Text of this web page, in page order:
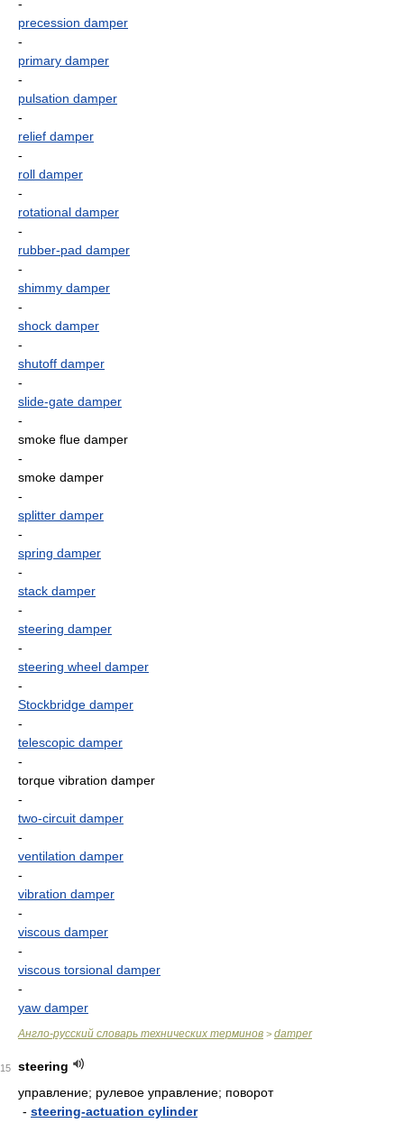
-
precession damper
-
primary damper
-
pulsation damper
-
relief damper
-
roll damper
-
rotational damper
-
rubber-pad damper
-
shimmy damper
-
shock damper
-
shutoff damper
-
slide-gate damper
-
smoke flue damper
-
smoke damper
-
splitter damper
-
spring damper
-
stack damper
-
steering damper
-
steering wheel damper
-
Stockbridge damper
-
telescopic damper
-
torque vibration damper
-
two-circuit damper
-
ventilation damper
-
vibration damper
-
viscous damper
-
viscous torsional damper
-
yaw damper
Англо-русский словарь технических терминов > damper
15
steering
управление; рулевое управление; поворот
- steering-actuation cylinder